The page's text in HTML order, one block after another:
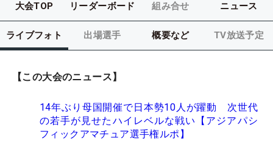
大会TOP リーダーボード 組み合せ ニュース
ライブフォト 出場選手 概要など TV放送予定
【この大会のニュース】
14年ぶり母国開催で日本勢10人が躍動 次世代
の若手が見せたハイレベルな戦い【アジアパシ
フィックアマチュア選手権ルポ】